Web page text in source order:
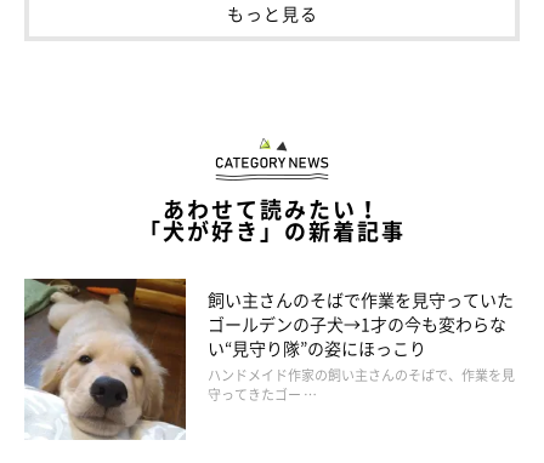
もっと見る
あわせて読みたい！
「犬が好き」の新着記事
飼い主さんのそばで作業を見守っていた
ゴールデンの子犬→1才の今も変わらな
い“見守り隊”の姿にほっこり
ハンドメイド作家の飼い主さんのそばで、作業を見
守ってきたゴー …